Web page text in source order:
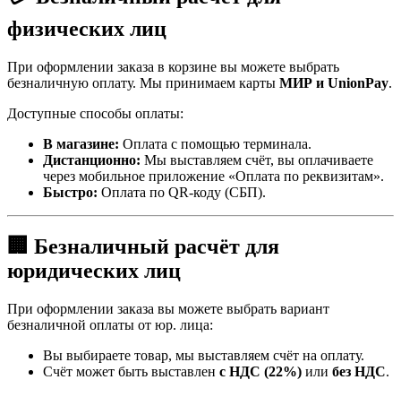
физических лиц
При оформлении заказа в корзине вы можете выбрать
безналичную оплату. Мы принимаем карты МИР и UnionPay.
Доступные способы оплаты:
В магазине: Оплата с помощью терминала.
Дистанционно: Мы выставляем счёт, вы оплачиваете
через мобильное приложение «Оплата по реквизитам».
Быстро: Оплата по QR-коду (СБП).
🏢 Безналичный расчёт для
юридических лиц
При оформлении заказа вы можете выбрать вариант
безналичной оплаты от юр. лица:
Вы выбираете товар, мы выставляем счёт на оплату.
Счёт может быть выставлен с НДС (22%) или без НДС.